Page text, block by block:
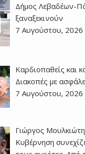
Δήμος Λεβαδέων-
ξαναξεκινούν
7 Αυγούστου, 2026
Καρδιοπαθείς και
Διακοπές με
7 Αυγούστου, 2026
Γιώργος
Κυβέρνηση